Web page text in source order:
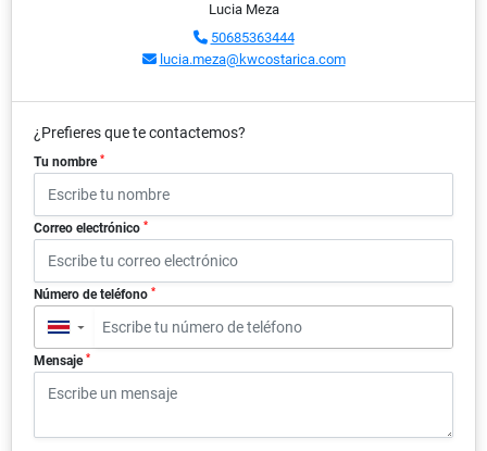
Lucia Meza
50685363444
lucia.meza@kwcostarica.com
¿Prefieres que te contactemos?
Tu nombre *
Correo electrónico *
Número de teléfono *
▼
Mensaje *